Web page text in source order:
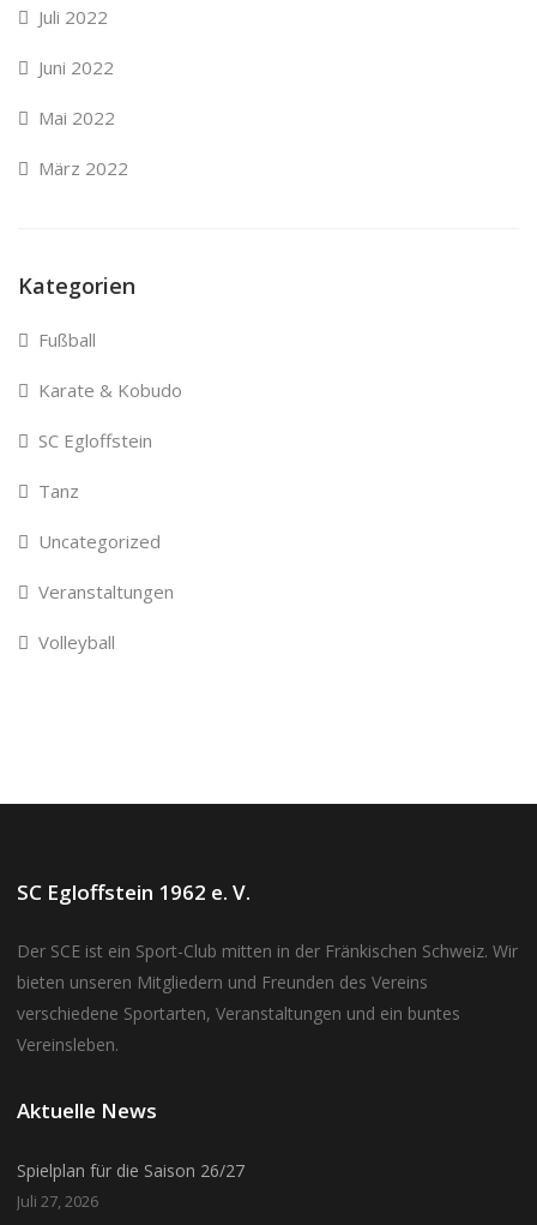
Juli 2022
Juni 2022
Mai 2022
März 2022
Kategorien
Fußball
Karate & Kobudo
SC Egloffstein
Tanz
Uncategorized
Veranstaltungen
Volleyball
SC Egloffstein 1962 e. V.
Der SCE ist ein Sport-Club mitten in der Fränkischen Schweiz. Wir
bieten unseren Mitgliedern und Freunden des Vereins
verschiedene Sportarten, Veranstaltungen und ein buntes
Vereinsleben.
Aktuelle News
Spielplan für die Saison 26/27
Juli 27, 2026